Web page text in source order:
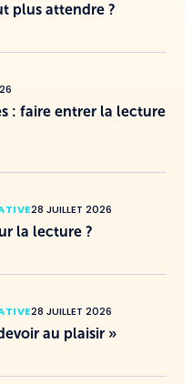
plus attendre ?
: faire entrer la lecture
28 JUILLET 2026
la lecture ?
28 JUILLET 2026
au plaisir »